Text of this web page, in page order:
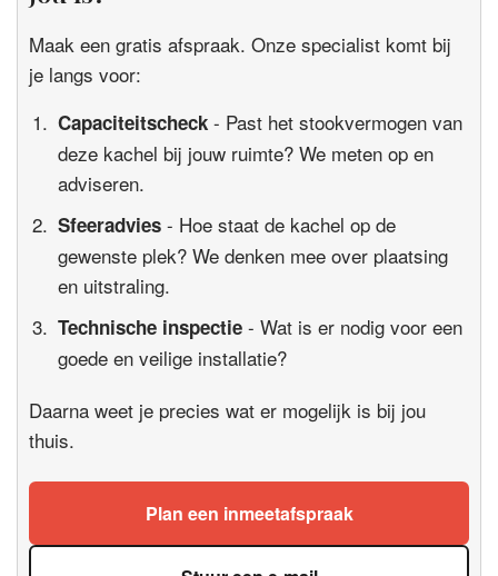
Maak een gratis afspraak. Onze specialist komt bij
je langs voor:
Capaciteitscheck - Past het stookvermogen van
deze kachel bij jouw ruimte? We meten op en
adviseren.
Sfeeradvies - Hoe staat de kachel op de
gewenste plek? We denken mee over plaatsing
en uitstraling.
Technische inspectie - Wat is er nodig voor een
goede en veilige installatie?
Daarna weet je precies wat er mogelijk is bij jou
thuis.
Plan een inmeetafspraak